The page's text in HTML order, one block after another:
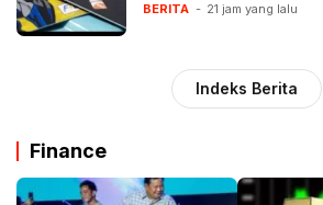
BERITA 21 jam yang lalu
Indeks Berita
Finance